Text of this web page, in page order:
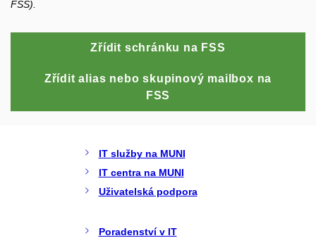
FSS).
Zřídit schránku na FSS
Zřídit alias nebo skupinový mailbox na
FSS
IT služby na MUNI
IT centra na MUNI
Uživatelská podpora
Poradenství v IT